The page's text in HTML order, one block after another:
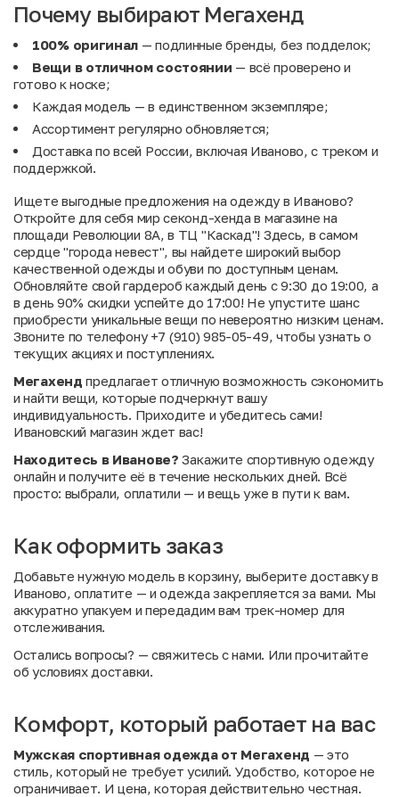
Почему выбирают Мегахенд
100% оригинал — подлинные бренды, без подделок;
Вещи в отличном состоянии — всё проверено и
готово к носке;
Каждая модель — в единственном экземпляре;
Ассортимент регулярно обновляется;
Доставка по всей России, включая Иваново, с треком и
поддержкой.
Ищете выгодные предложения на одежду в Иваново?
Откройте для себя мир секонд-хенда в магазине на
площади Революции 8А, в ТЦ "Каскад"! Здесь, в самом
сердце "города невест", вы найдете широкий выбор
качественной одежды и обуви по доступным ценам.
Обновляйте свой гардероб каждый день с 9:30 до 19:00, а
в день 90% скидки успейте до 17:00! Не упустите шанс
приобрести уникальные вещи по невероятно низким ценам.
Звоните по телефону +7 (910) 985-05-49, чтобы узнать о
текущих акциях и поступлениях.
Мегахенд предлагает отличную возможность сэкономить
и найти вещи, которые подчеркнут вашу
индивидуальность. Приходите и убедитесь сами!
Ивановский магазин ждет вас!
Находитесь в Иванове? Закажите спортивную одежду
онлайн и получите её в течение нескольких дней. Всё
просто: выбрали, оплатили — и вещь уже в пути к вам.
Как оформить заказ
Добавьте нужную модель в корзину, выберите доставку в
Иваново, оплатите — и одежда закрепляется за вами. Мы
аккуратно упакуем и передадим вам трек-номер для
отслеживания.
Остались вопросы? — свяжитесь с нами. Илипрочитайте
об условиях доставки.
Комфорт, который работает на вас
Мужская спортивная одежда от Мегахенд — это
стиль, который не требует усилий. Удобство, которое не
ограничивает. И цена, которая действительно честная.